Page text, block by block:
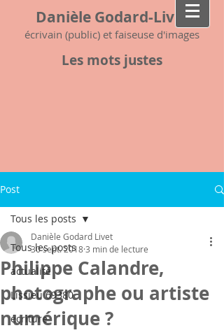
Danièle Godard-Livet
écrivain (public) et faiseuse d'images
Les mots justes
Post
Tous les posts
actualité
Lissieu 69380
écriture
Tous les posts
Philippe Calandre,
photographe ou artiste
numérique ?
Danièle Godard Livet
30 sept. 20183 min de lecture